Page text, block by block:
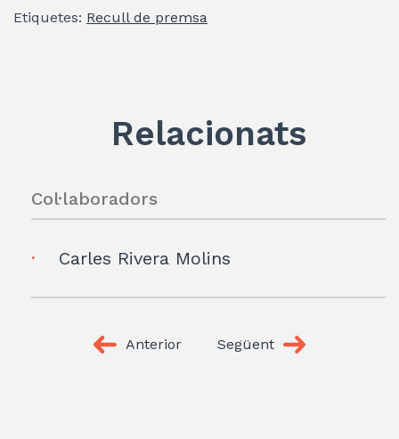
er e s
p
ix
Etiquetes: Recull de premsa
Relacionats
Col·laboradors
Carles Rivera Molins
Anterior Següent